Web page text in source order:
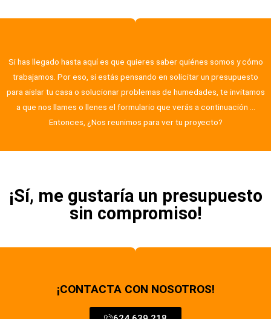
Si has llegado hasta aquí es que quieres saber quiénes somos y cómo
trabajamos. Por eso, si estás pensando en solicitar un presupuesto
para aislar tu casa o solucionar problemas de humedades, te invitamos
a que nos llames o llenes el formulario que verás a continuación …
Entonces, ¿Nos reunimos para ver tu proyecto?
¡Sí, me gustaría un presupuesto
sin compromiso!
¡CONTACTA CON NOSOTROS!